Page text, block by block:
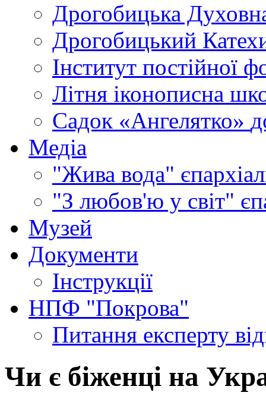
Дрогобицька
Дрогобицький
Інститут постійної
Літня іконописна
Садок «Ангелятко»
Медіа
"Жива вода"
"З любов'ю у світ"
Музей
Документи
Інструкції
НПФ "Покрова"
Питання експерту
Чи є біженці на